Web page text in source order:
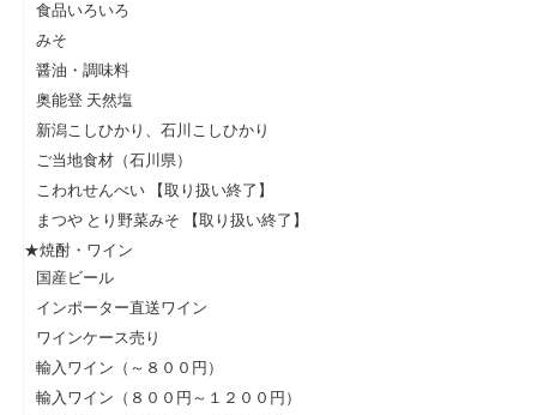
食品いろいろ
みそ
醤油・調味料
奥能登 天然塩
新潟こしひかり、石川こしひかり
ご当地食材（石川県）
こわれせんべい 【取り扱い終了】
まつや とり野菜みそ 【取り扱い終了】
★焼酎・ワイン
国産ビール
インポーター直送ワイン
ワインケース売り
輸入ワイン（～８００円）
輸入ワイン（８００円～１２００円）